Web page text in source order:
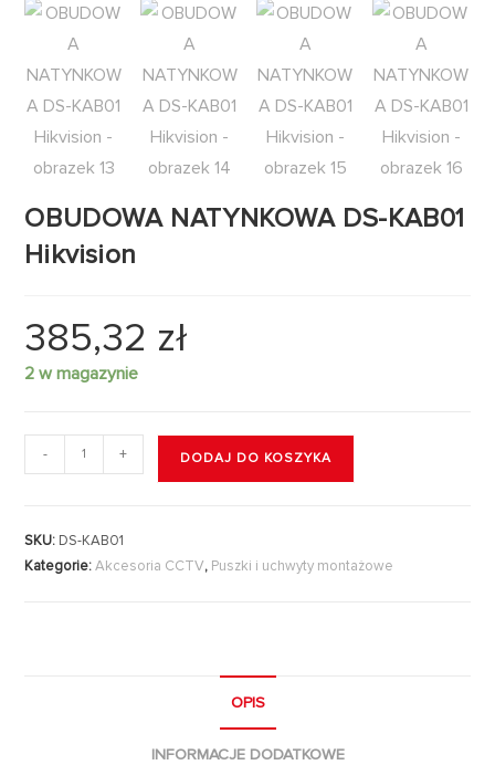
OBUDOWA NATYNKOWA DS-KAB01
Hikvision
385,32 zł
2 w magazynie
- + DODAJ DO KOSZYKA
SKU: DS-KAB01
Kategorie:Akcesoria CCTV, Puszki i uchwyty montażowe
OPIS
INFORMACJE DODATKOWE